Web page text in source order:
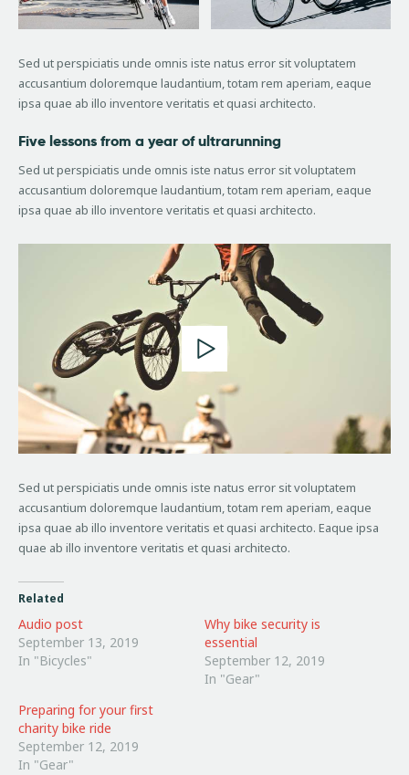
Sed ut perspiciatis unde omnis iste natus error sit voluptatem
accusantium doloremque laudantium, totam rem aperiam, eaque
ipsa quae ab illo inventore veritatis et quasi architecto.
Five lessons from a year of ultrarunning
Sed ut perspiciatis unde omnis iste natus error sit voluptatem
accusantium doloremque laudantium, totam rem aperiam, eaque
ipsa quae ab illo inventore veritatis et quasi architecto.
Sed ut perspiciatis unde omnis iste natus error sit voluptatem
accusantium doloremque laudantium, totam rem aperiam, eaque
ipsa quae ab illo inventore veritatis et quasi architecto. Eaque ipsa
quae ab illo inventore veritatis et quasi architecto.
Related
Audio post
September 13, 2019
In "Bicycles"
Why bike security is
essential
September 12, 2019
In "Gear"
Preparing for your first
charity bike ride
September 12, 2019
In "Gear"